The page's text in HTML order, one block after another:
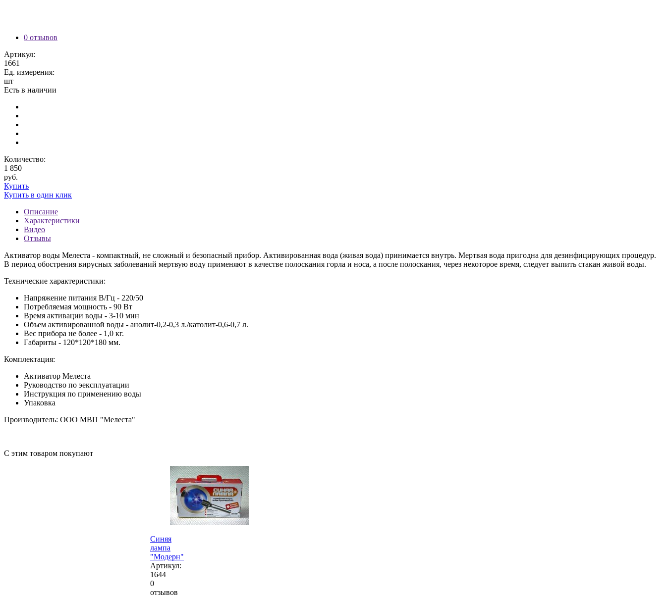
0 отзывов
Артикул:
1661
Ед. измерения:
шт
Есть в наличии
Количество:
1 850
руб.
Купить
Купить в один клик
Описание
Характеристики
Видео
Отзывы
Активатор воды Мелеста - компактный, не сложный и безопасный прибор. Активированная вода (живая вода) принимается внутрь. Мертвая вода пригодна для дезинфицирующих процедур.
В период обострения вирусных заболеваний мертвую воду применяют в качестве полоскания горла и носа, а после полоскания, через некоторое время, следует выпить стакан живой воды.
Технические характеристики:
Напряжение питания В/Гц - 220/50
Потребляемая мощность - 90 Вт
Время активации воды - 3-10 мин
Объем активированной воды - анолит-0,2-0,3 л./католит-0,6-0,7 л.
Вес прибора не более - 1,0 кг.
Габариты - 120*120*180 мм.
Комплектация:
Активатор Мелеста
Руководство по эексплуатации
Инструкция по применению воды
Упаковка
Производитель: ООО МВП "Мелеста"
С этим товаром покупают
Синяя
лампа
"Модерн"
Артикул:
1644
0
отзывов